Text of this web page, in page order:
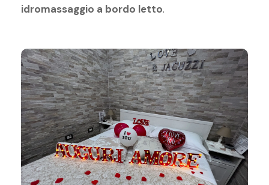
idromassaggio a bordo letto.